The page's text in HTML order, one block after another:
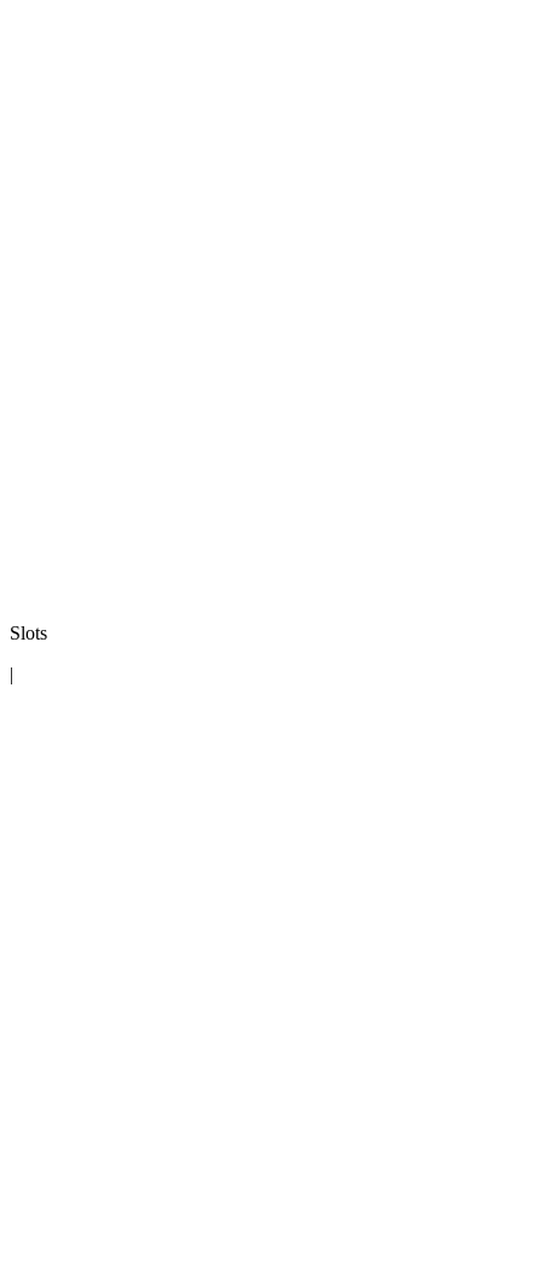
Slots
|